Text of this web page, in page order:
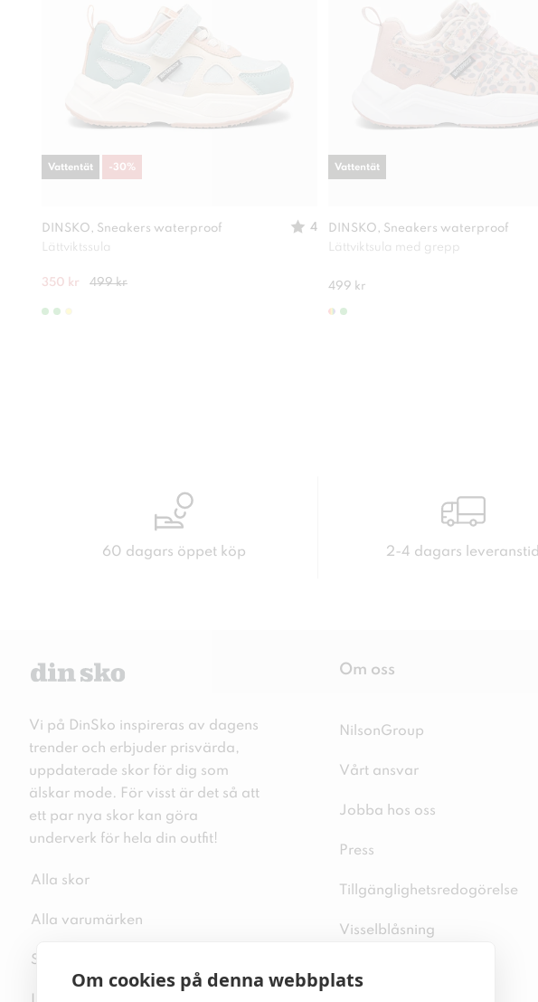
Om cookies på denna webbplats
DINSKO, Sneakers waterproof
4
Lättviktssula
350 kr 499 kr
Vattentät -30%
DINSKO, Sneakers waterproof
Lättviktsula med grepp
499 kr
Vattentät
60 dagars öppet köp 2-4 dagars leveranstid
Vi på DinSko inspireras av dagens
trender och erbjuder prisvärda,
uppdaterade skor för dig som
älskar mode. För visst är det så att
ett par nya skor kan göra
underverk för hela din outfit!
Alla skor
Alla varumärken
Sitemap
Om oss
NilsonGroup
Vårt ansvar
Jobba hos oss
Press
Tillgänglighetsredogörelse
Visselblåsning